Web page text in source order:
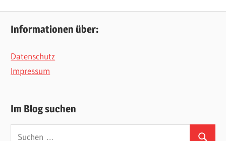
Informationen über:
Datenschutz
Impressum
Im Blog suchen
Suchen